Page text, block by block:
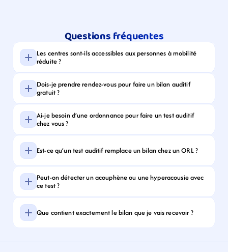
Questions fréquentes
Les centres sont-ils accessibles aux personnes à mobilité
réduite ?
Dois-je prendre rendez-vous pour faire un bilan auditif
gratuit ?
Ai-je besoin d’une ordonnance pour faire un test auditif
chez vous ?
Est-ce qu’un test auditif remplace un bilan chez un ORL ?
Peut-on détecter un acouphène ou une hyperacousie avec
ce test ?
Que contient exactement le bilan que je vais recevoir ?